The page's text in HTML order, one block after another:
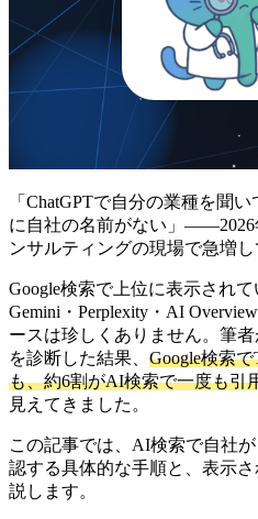
「ChatGPTで自分の業種を聞
に自社の名前がない」——2026
ンサルティングの現場で急増し
Google検索で上位に表示されて
Gemini・Perplexity・AI
ースは珍しくありません。筆者
を診断した結果、 Google検索
も、約6割がAI検索で一度も引
見えてきました。
この記事では、AI検索で自社
認する具体的な手順と、表示
説します。